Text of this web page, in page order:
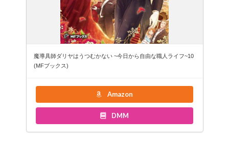
魔導具師ダリヤはうつむかない ~今日から自由な職人ライフ~10
(MFブックス)
Amazon
DMM